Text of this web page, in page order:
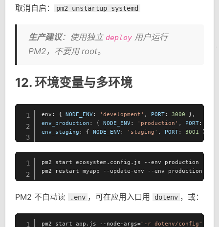
取消自启： pm2 unstartup systemd
生产建议：使用独立 deploy用户运行
PM2，不要用 root。
12. 环境变量与多环境
1
2
3
env: { NODE_ENV: 'development' , PORT: 3000
env_production : { NODE_ENV: 'production' , PORT:
env_staging : { NODE_ENV: 'staging' , PORT: 3001 },
1
2
pm2 start ecosystem.config.js --env production
pm2 restart myapp --update-env --env production
PM2 不自动读 .env ，可在应用入口用 dotenv ，或：
1 pm2 start app.js --node-args="-r dotenv/config"